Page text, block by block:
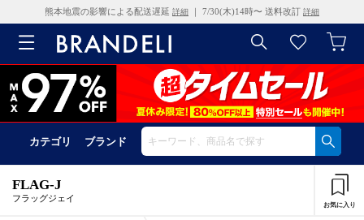
熊本地震の影響による配送遅延 詳細 ｜ 7/30(木)14時〜 送料改訂 詳細
カテゴリ ブランド
FLAG-J
フラッグジェイ
お気に入り